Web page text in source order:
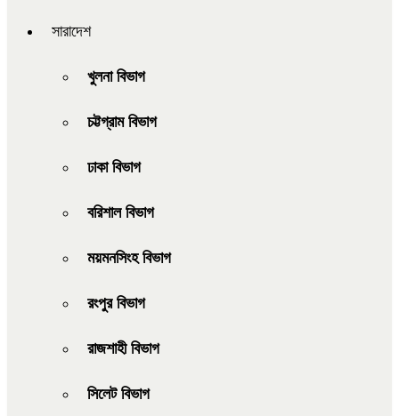
সারাদেশ
খুলনা বিভাগ
চট্টগ্রাম বিভাগ
ঢাকা বিভাগ
বরিশাল বিভাগ
ময়মনসিংহ বিভাগ
রংপুর বিভাগ
রাজশাহী বিভাগ
সিলেট বিভাগ